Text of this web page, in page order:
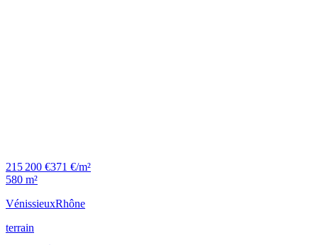
215 200 €371 €/m²
580 m²
VénissieuxRhône
terrain